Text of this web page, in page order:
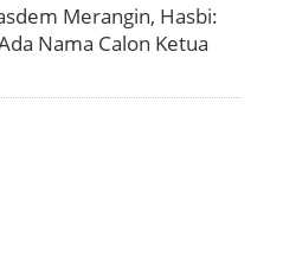
Merangin, Hasbi:
Nama Calon Ketua